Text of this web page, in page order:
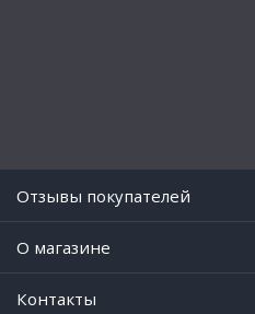
Отзывы покупателей
O магазине
Контакты